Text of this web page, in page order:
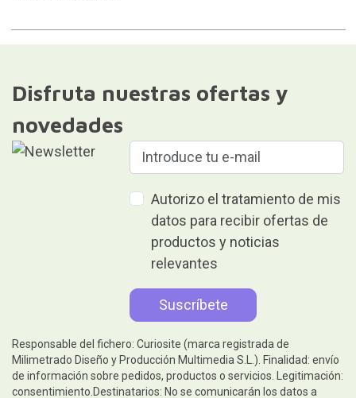
Disfruta nuestras ofertas y
novedades
Autorizo el tratamiento de mis
datos para recibir ofertas de
productos y noticias
relevantes
Responsable del fichero: Curiosite (marca registrada de
Milimetrado Diseño y Producción Multimedia S.L.). Finalidad: envío
de información sobre pedidos, productos o servicios. Legitimación:
consentimiento.Destinatarios: No se comunicarán los datos a